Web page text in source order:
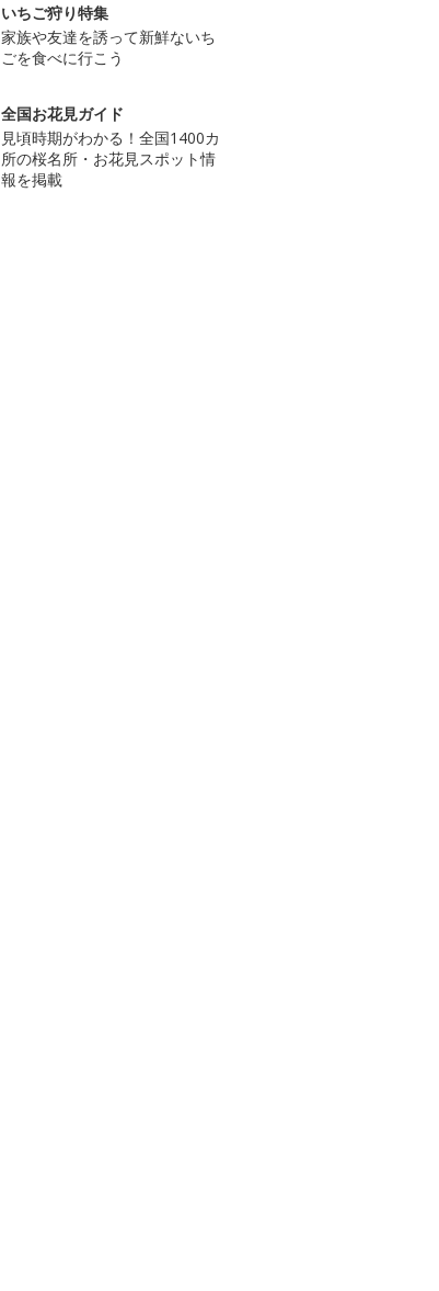
いちご狩り特集
家族や友達を誘って新鮮ないち
ごを食べに行こう
全国お花見ガイド
見頃時期がわかる！全国1400カ
所の桜名所・お花見スポット情
報を掲載